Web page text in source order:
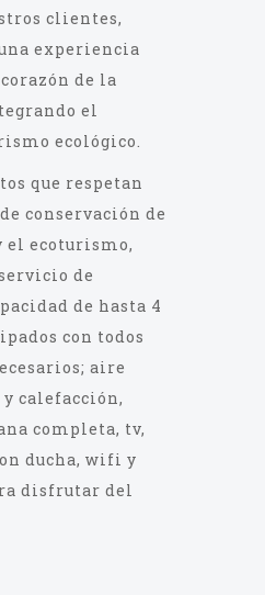
clientes,
experiencia
de la
el
ecológico.
que respetan
conservación de
el ecoturismo,
de
de hasta 4
con todos
aire
calefacción,
completa, tv,
ducha, wifi y
disfrutar del